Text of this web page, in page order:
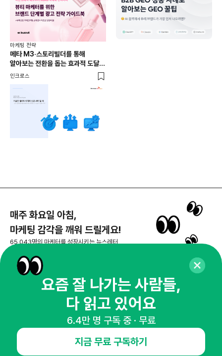
마케팅 전략
메타 M3·스토리빌더를 통해
알아보는 전환을 돕는 효과적 도달
전략 : 2025년 9월 미디어
인크로스
매주 화요일 아침,
마케팅 감각을 깨워 드릴게요!
65,043명의 마케터를 성장시키는 뉴스레터
뉴스레터 구독하기
공지사항 제휴문의
인사이터 신청
뉴스레터
요즘 잘 나가는 사람들,
다 읽고 있어요
6.4만 명 구독 중 · 무료
지금 무료 구독하기